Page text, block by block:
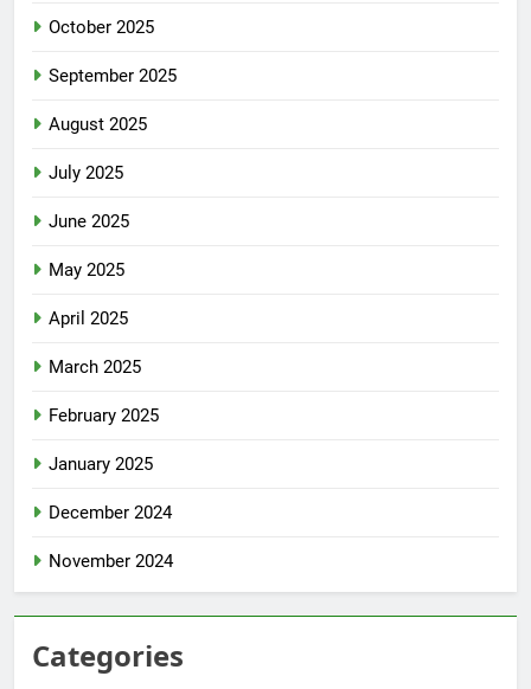
October 2025
September 2025
August 2025
July 2025
June 2025
May 2025
April 2025
March 2025
February 2025
January 2025
December 2024
November 2024
Categories